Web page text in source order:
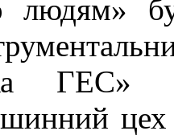
людям»
ГЕС»
цех